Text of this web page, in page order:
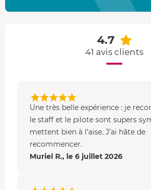
4.7
41 avis clients
Une très belle expérience : je
le staff et le pilote sont supers
mettent bien à l’aise. J’ai hâte de
recommencer.
Muriel R., le 6 juillet 2026